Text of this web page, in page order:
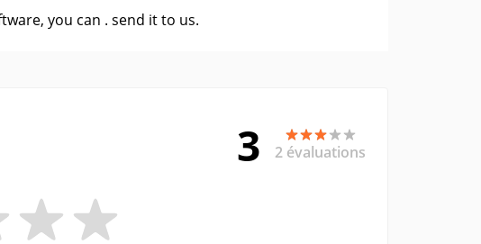
you can . send it to us.
3 2 évaluations